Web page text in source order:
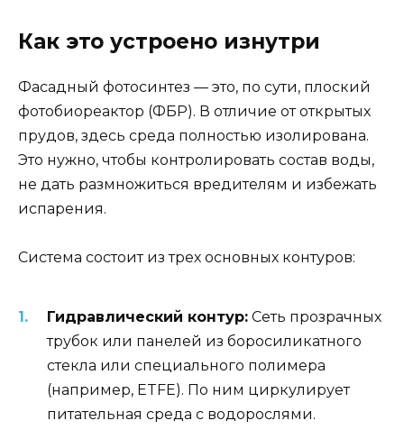
Как это устроено изнутри
Фасадный фотосинтез — это, по сути, плоский
фотобиореактор (ФБР). В отличие от открытых
прудов, здесь среда полностью изолирована.
Это нужно, чтобы контролировать состав воды,
не дать размножиться вредителям и избежать
испарения.
Система состоит из трех основных контуров:
Гидравлический контур: Сеть прозрачных
трубок или панелей из боросиликатного
стекла или специального полимера
(например, ETFE). По ним циркулирует
питательная среда с водорослями.